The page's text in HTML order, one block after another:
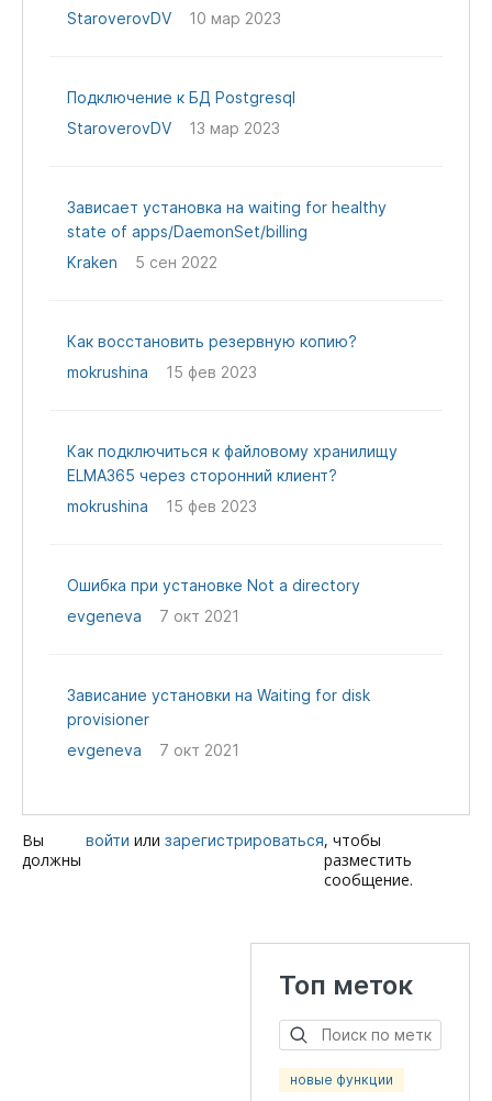
StaroverovDV 10 мар 2023
Подключение к БД Postgresql
StaroverovDV
13 мар 2023
Зависает установка на waiting for healthy
state of apps/DaemonSet/billing
Kraken
5 сен 2022
Как восстановить резервную копию?
mokrushina
15 фев 2023
Как подключиться к файловому хранилищу
ELMA365 через сторонний клиент?
mokrushina
15 фев 2023
Ошибка при установке Not a directory
evgeneva
7 окт 2021
Зависание установки на Waiting for disk
provisioner
evgeneva
7 окт 2021
Вы
должны
войти или зарегистрироваться, чтобы
разместить
сообщение.
Топ меток
новые функции